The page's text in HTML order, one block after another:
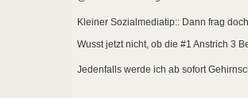
Kleiner Sozialmediatip:: Dann frag
Wusst jetzt nicht, ob die #1 Anstrich 3
Jedenfalls werde ich ab sofort